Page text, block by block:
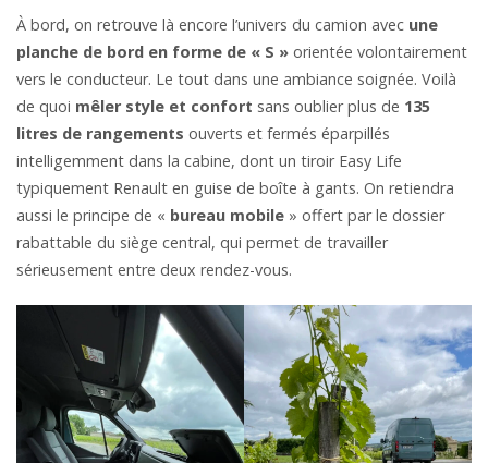
À bord, on retrouve là encore l’univers du camion avec une
planche de bord en forme de « S » orientée volontairement
vers le conducteur. Le tout dans une ambiance soignée. Voilà
de quoi mêler style et confort sans oublier plus de 135
litres de rangements ouverts et fermés éparpillés
intelligemment dans la cabine, dont un tiroir Easy Life
typiquement Renault en guise de boîte à gants. On retiendra
aussi le principe de « bureau mobile » offert par le dossier
rabattable du siège central, qui permet de travailler
sérieusement entre deux rendez-vous.